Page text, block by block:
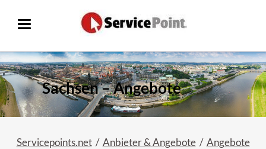
Sachsen – Angebote
Servicepoints.net Anbieter & Angebote
Angebote